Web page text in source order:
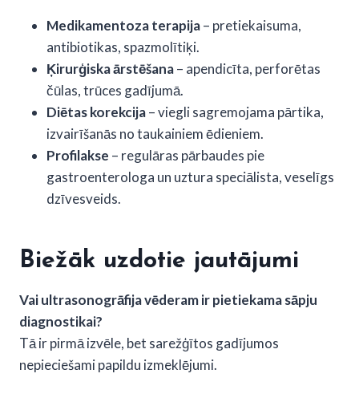
Medikamentoza terapija– pretiekaisuma,
antibiotikas, spazmolītiķi.
Ķirurģiska ārstēšana– apendicīta, perforētas
čūlas, trūces gadījumā.
Diētas korekcija– viegli sagremojama pārtika,
izvairīšanās no taukainiem ēdieniem.
Profilakse – regulāras pārbaudes pie
gastroenterologa un uztura speciālista, veselīgs
dzīvesveids.
Biežāk uzdotie jautājumi
Vai ultrasonogrāfija vēderam ir pietiekama sāpju
diagnostikai?
Tā ir pirmā izvēle, bet sarežģītos gadījumos
nepieciešami papildu izmeklējumi.